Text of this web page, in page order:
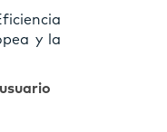
y la